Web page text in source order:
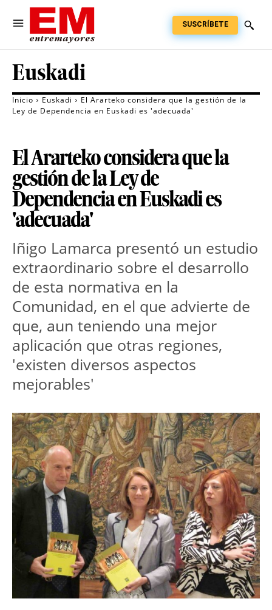
SUSCRÍBETE
Euskadi
Inicio Euskadi
El Ararteko considera que la gestión de la
Ley de Dependencia en Euskadi es 'adecuada'
El Ararteko considera que la
gestión de la Ley de
Dependencia en Euskadi es
'adecuada'
Iñigo Lamarca presentó un estudio
extraordinario sobre el desarrollo
de esta normativa en la
Comunidad, en el que advierte de
que, aun teniendo una mejor
aplicación que otras regiones,
'existen diversos aspectos
mejorables'